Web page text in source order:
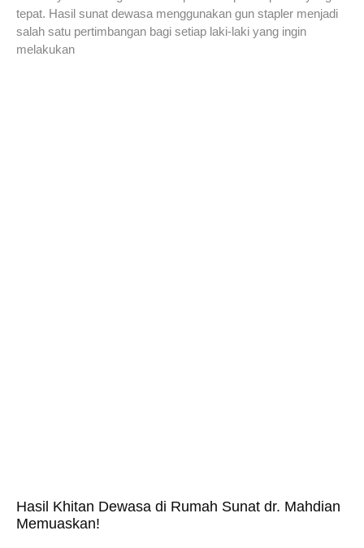
tepat. Hasil sunat dewasa menggunakan gun stapler menjadi
salah satu pertimbangan bagi setiap laki-laki yang ingin
melakukan
Hasil Khitan Dewasa di Rumah Sunat dr. Mahdian
Memuaskan!